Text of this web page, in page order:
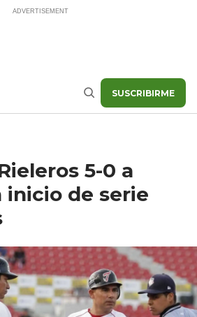
Buscar SUSCRIBIRME
5-0 a
inicio de serie